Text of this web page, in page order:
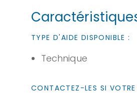
TYPE D'AIDE DISPONIBLE :
Technique
CONTACTEZ-LES SI VOTRE